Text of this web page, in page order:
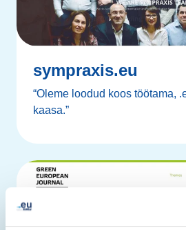
sympraxis.eu
“Oleme loodud koos töötama,
kaasa.”